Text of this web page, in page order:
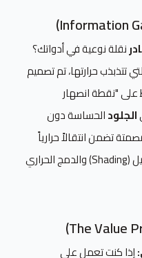
نقلة نوعية في أدواتك؟
تتذبذب حرارتها، تم تصميم
على "نقطة انصهار
الجلودالحساسة دون
تضمن انتقالاً حرارياً
فورياً، مما يتيح لك تنفيذ تقنيات التظليل (Shading) والدمج الحراري
إذا كنت تعمل على